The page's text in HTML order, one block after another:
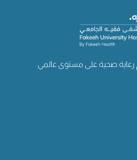
صحية على مستوى عالمي